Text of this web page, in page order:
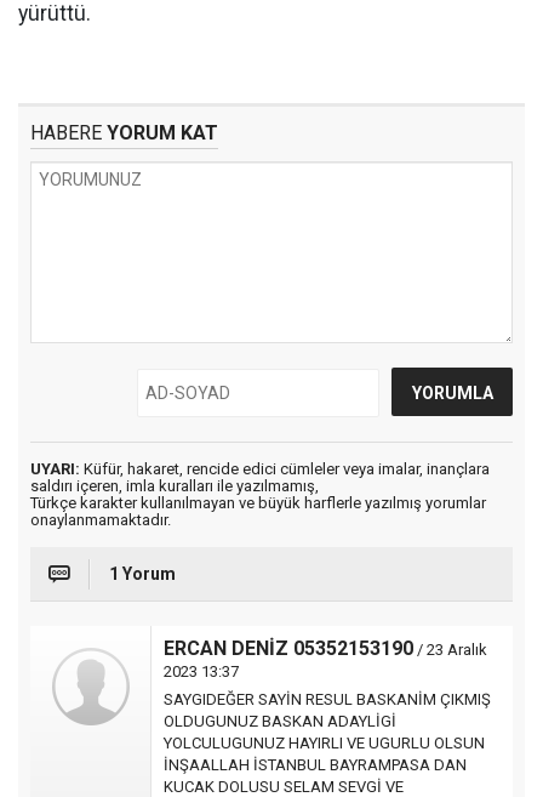
yürüttü.
HABERE YORUM KAT
UYARI: Küfür, hakaret, rencide edici cümleler veya imalar, inançlara
saldırı içeren, imla kuralları ile yazılmamış,
Türkçe karakter kullanılmayan ve büyük harflerle yazılmış yorumlar
onaylanmamaktadır.
1 Yorum
ERCAN DENİZ 05352153190 / 23 Aralık
2023 13:37
SAYGIDEĞER SAYİN RESUL BASKANİM ÇIKMIŞ
OLDUGUNUZ BASKAN ADAYLİGİ
YOLCULUGUNUZ HAYIRLI VE UGURLU OLSUN
İNŞAALLAH İSTANBUL BAYRAMPASA DAN
KUCAK DOLUSU SELAM SEVGİ VE